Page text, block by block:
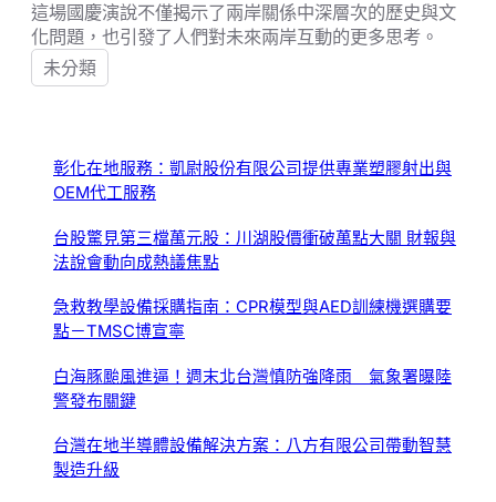
這場國慶演說不僅揭示了兩岸關係中深層次的歷史與文
化問題，也引發了人們對未來兩岸互動的更多思考。
未分類
彰化在地服務：凱尉股份有限公司提供專業塑膠射出與
OEM代工服務
台股驚見第三檔萬元股：川湖股價衝破萬點大關 財報與
法說會動向成熱議焦點
急救教學設備採購指南：CPR模型與AED訓練機選購要
點－TMSC博宣寧
白海豚颱風進逼！週末北台灣慎防強降雨 氣象署曝陸
警發布關鍵
台灣在地半導體設備解決方案：八方有限公司帶動智慧
製造升級